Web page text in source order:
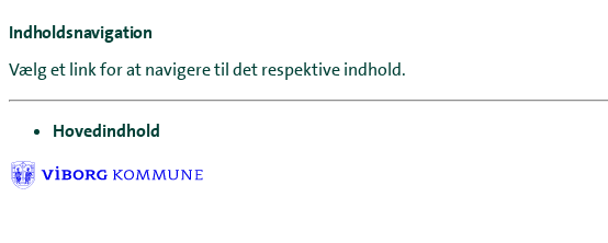
Indholdsnavigation
Vælg et link for at navigere til det respektive indhold.
gå til
Hovedindhold